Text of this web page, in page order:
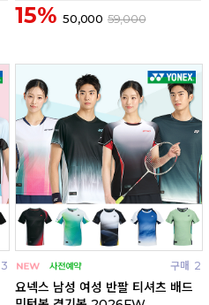
15% 50,000 59,000
3 구매 2
요넥스 남성 여성 반팔 티셔츠 배드